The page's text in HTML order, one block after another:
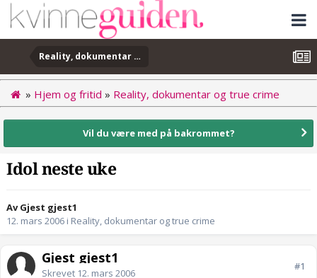
Reality, dokumentar og true crime
» Hjem og fritid » Reality, dokumentar og true crime
Vil du være med på bakrommet?
Idol neste uke
Av Gjest gjest1
12. mars 2006 i Reality, dokumentar og true crime
Gjest gjest1
Skrevet 12. mars 2006
#1